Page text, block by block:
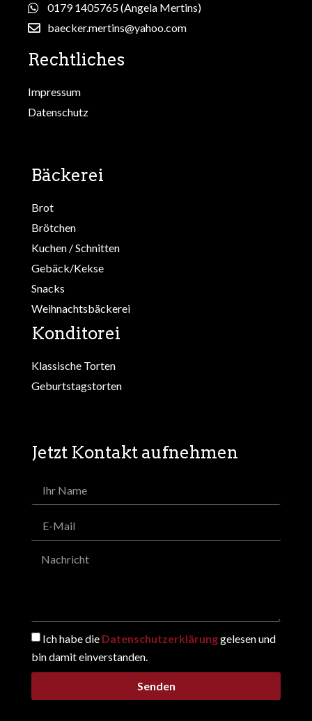
0179 1405765 (Angela Mertins)
baecker.mertins@yahoo.com
Rechtliches
Impressum
Datenschutz
Bäckerei
Brot
Brötchen
Kuchen / Schnitten
Gebäck/Kekse
Snacks
Weihnachtsbäckerei
Konditorei
Klassische Torten
Geburtstagstorten
Jetzt Kontakt aufnehmen
Ich habe die Datenschutzerklärunggelesen und
bin damit einverstanden.
Senden